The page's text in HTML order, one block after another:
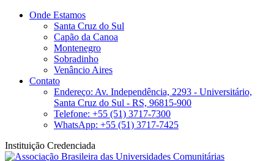
Onde Estamos
Santa Cruz do Sul
Capão da Canoa
Montenegro
Sobradinho
Venâncio Aires
Contato
Endereço: Av. Independência, 2293 - Universitário,
Santa Cruz do Sul - RS, 96815-900
Telefone: +55 (51) 3717-7300
WhatsApp: +55 (51) 3717-7425
Instituição Credenciada